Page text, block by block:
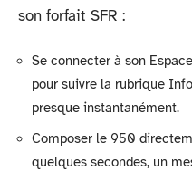
son forfait SFR :
Se connecter à son
pour suivre la rubrique
presque instantanément.
Composer le 950
quelques secondes, un